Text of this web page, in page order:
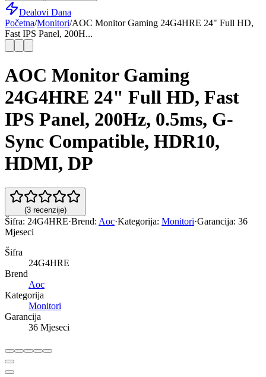
Dealovi Dana
Početna/Monitori/AOC Monitor Gaming 24G4HRE 24" Full HD,
Fast IPS Panel, 200H...
AOC Monitor Gaming
24G4HRE 24" Full HD, Fast
IPS Panel, 200Hz, 0.5ms, G-
Sync Compatible, HDR10,
HDMI, DP
(3 recenzije)
Šifra: 24G4HRE·Brend: Aoc·Kategorija: Monitori·Garancija: 36
Mjeseci
Šifra
24G4HRE
Brend
Aoc
Kategorija
Monitori
Garancija
36 Mjeseci